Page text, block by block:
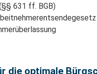
631 ff. BGB)
die optimale